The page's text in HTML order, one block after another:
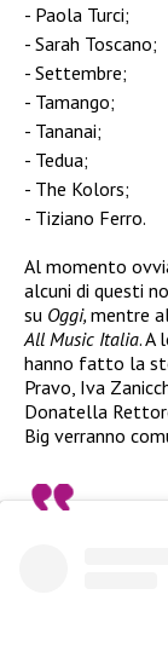
Paola Turci;
Sarah Toscano;
Settembre;
Tamango;
Tananai;
Tedua;
The Kolors;
Tiziano Ferro.
Al momento
alcuni di questi
su Oggi, mentre
All Music Italia. A
hanno fatto la
Pravo, Iva
Donatella
Big verranno